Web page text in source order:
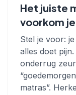
Het juiste
voorkom
Stel je voor:
alles doet
onderrug
matras”.